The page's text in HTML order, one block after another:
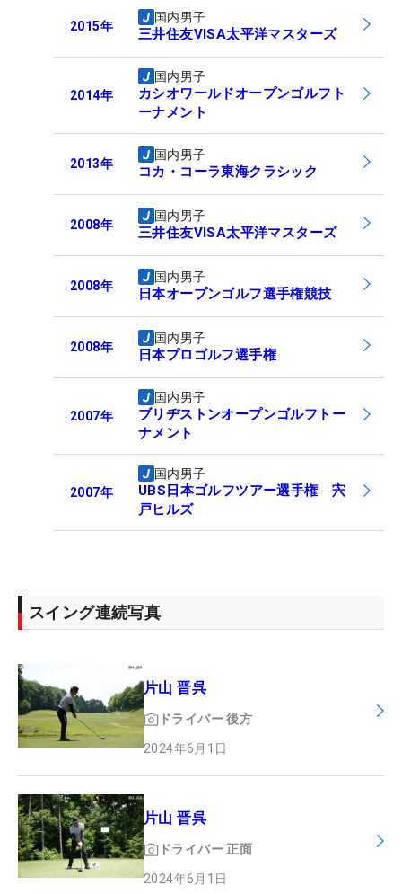
2015年
国内男子
三井住友VISA太平洋マスターズ
2014年
国内男子
カシオワールドオープンゴルフト
ーナメント
2013年
国内男子
コカ・コーラ東海クラシック
2008年
国内男子
三井住友VISA太平洋マスターズ
2008年
国内男子
日本オープンゴルフ選手権競技
2008年
国内男子
日本プロゴルフ選手権
2007年
国内男子
ブリヂストンオープンゴルフトー
ナメント
2007年
国内男子
UBS日本ゴルフツアー選手権 宍
戸ヒルズ
スイング連続写真
片山 晋呉
ドライバー 後方
2024年6月1日
片山 晋呉
ドライバー 正面
2024年6月1日